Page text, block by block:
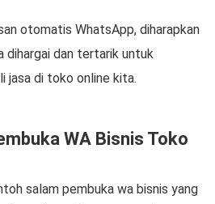
otomatis WhatsApp, diharapkan
dihargai dan tertarik untuk
jasa di toko online kita.
WA Bisnis Toko
salam pembuka wa bisnis yang